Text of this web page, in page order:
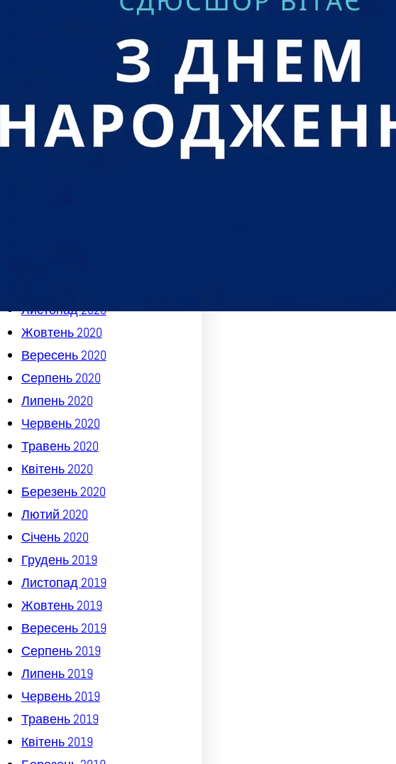
Серпень 2021
Липень 2021
Червень 2021
Листопад 2020
Жовтень 2020
Вересень 2020
Серпень 2020
Липень 2020
Червень 2020
Травень 2020
Квітень 2020
Березень 2020
Лютий 2020
Січень 2020
Грудень 2019
Листопад 2019
Жовтень 2019
Вересень 2019
Серпень 2019
Липень 2019
Червень 2019
Травень 2019
Квітень 2019